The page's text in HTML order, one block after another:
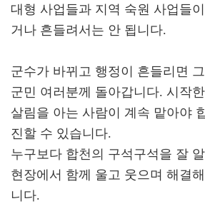
대형 사업들과 지역 숙원 사업들
거나 흔들려서는 안 됩니다.
군수가 바뀌고 행정이 흔들리면
군민 여러분께 돌아갑니다. 시작
살림을 아는 사람이 계속 맡아야
진할 수 있습니다.
누구보다 합천의 구석구석을 잘
현장에서 함께 울고 웃으며 해결
니다.